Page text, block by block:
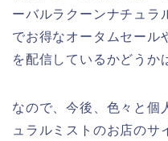
ーバルラクーンナチュラ
でお得なオータムセール
を配信しているかどうか
なので、今後、色々と個
ュラルミストのお店のサ